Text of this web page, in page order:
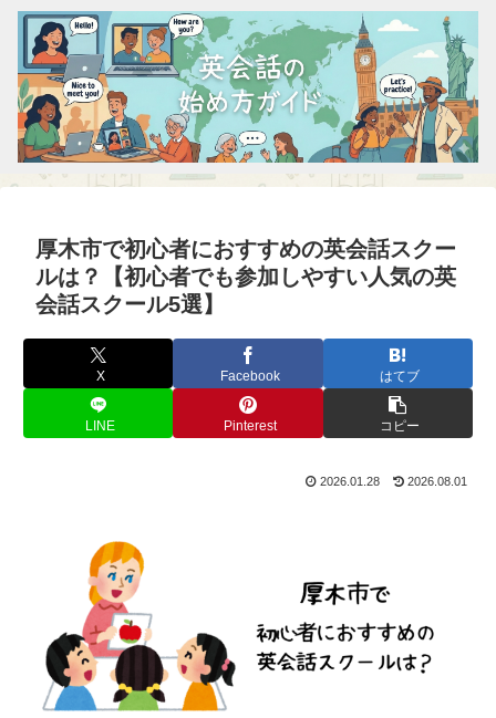
厚木市で初心者におすすめの英会話スクー
ルは？【初心者でも参加しやすい人気の英
会話スクール5選】
X Facebook はてブ
LINE Pinterest コピー
2026.01.28 2026.08.01